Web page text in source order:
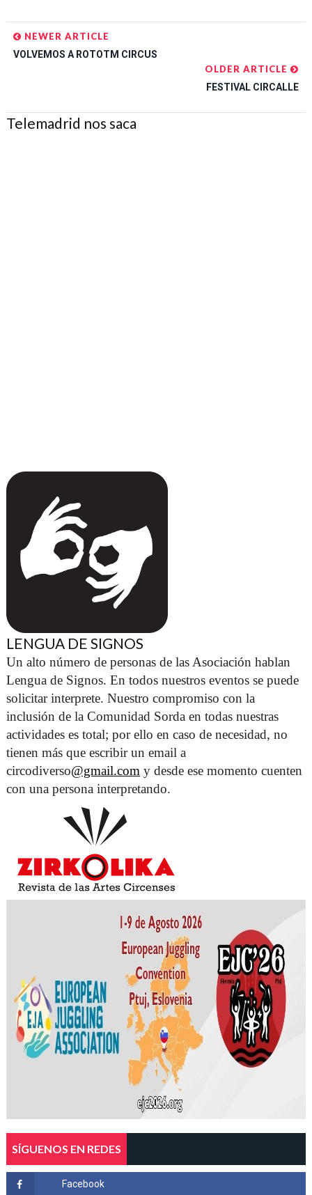
NEWER ARTICLE
VOLVEMOS A ROTOTM CIRCUS
OLDER ARTICLE
FESTIVAL CIRCALLE
Telemadrid nos saca
LENGUA DE SIGNOS
Un alto número de personas de las Asociación hablan
Lengua de Signos. En todos nuestros eventos se puede
solicitar interprete. Nuestro compromiso con la
inclusión de la Comunidad Sorda en todas nuestras
actividades es total; por ello en caso de necesidad, no
tienen más que escribir un email a
circodiverso@gmail.com y desde ese momento cuenten
con una persona interpretando.
SÍGUENOS EN REDES